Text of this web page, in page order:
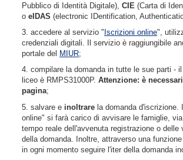
Pubblico di Identità Digitale),CIE (Carta di
oeIDAS (electronic IDentification,
3. accedere al servizio " Iscrizioni online",
credenziali digitali. Il servizio è raggiungibile
portale del MIUR;
4. compilare la domanda in tutte le sue parti -
liceo è RMPS31000P.Attenzione: è
pagina;
5. salvare e inoltrare la domanda d'iscrizione.
online" si farà carico di avvisare le famiglie,
tempo reale dell'avvenuta registrazione o delle
della domanda. Inoltre, attraverso una
in ogni momento seguire l'iter della domanda